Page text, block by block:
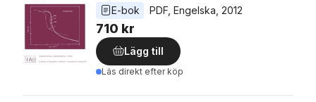
E-bok
PDF Engelska 2012
710 kr
Lägg till
Läs direkt efter köp